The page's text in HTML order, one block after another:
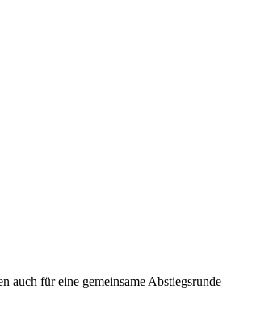
auch für eine gemeinsame Abstiegsrunde